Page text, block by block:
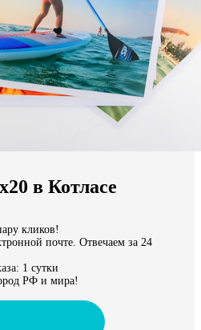
в Котласе
кликов!
почте. Отвечаем за 24
1 сутки
РФ и мира!